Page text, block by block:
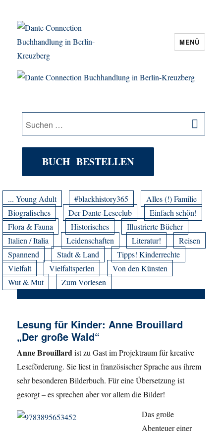
Dante Connection Buchhandlung in
MENÜ
Suche
nach:
BUCH BESTELLEN
... Young Adult #blackhistory365
Alles (!) Familie
Biografisches
Der Dante-Leseclub
Einfach schön!
Flora & Fauna
Historisches
Illustrierte Bücher
Italien / Italia
Leidenschaften Literatur!
Reisen
Spannend
Stadt & Land
Tipps! Kinderrechte
Vielfalt
Vielfaltsperlen
Von den Künsten
Wut & Mut
Zum Vorlesen
Lesung für Kinder: Anne Brouillard
„Der große Wald“
Anne Brouillard ist zu Gast im Projektraum für kreative
Leseförderung. Sie liest in französischer Sprache aus ihrem
sehr besonderen Bilderbuch. Für eine Übersetzung ist
gesorgt – es sprechen aber vor allem die Bilder!
Das große
Abenteuer einer